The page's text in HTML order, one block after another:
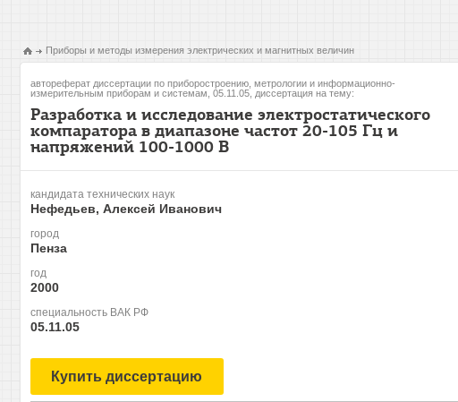
Приборы и методы измерения электрических и магнитных величин
автореферат диссертации по приборостроению, метрологии и информационно-
измерительным приборам и системам, 05.11.05, диссертация на тему:
Разработка и исследование электростатического
компаратора в диапазоне частот 20-105 Гц и
напряжений 100-1000 В
кандидата технических наук
Нефедьев, Алексей Иванович
город
Пенза
год
2000
специальность ВАК РФ
05.11.05
Купить диссертацию